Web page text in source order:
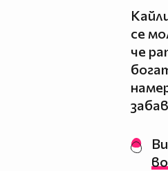
се
че